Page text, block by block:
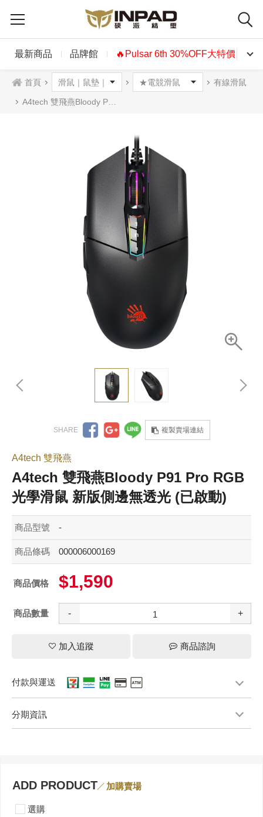
最新商品 品牌館 🔥Pulsar 6th 30%OFF大特價🔥
首頁 有線滑鼠
A4tech 雙飛燕Bloody P91 Pro RGB光學滑鼠 新版側邊無透光 (已啟動)
複製賣場連結
A4tech 雙飛燕
A4tech 雙飛燕Bloody P91 Pro RGB
光學滑鼠 新版側邊無透光 (已啟動)
商品型號 -
商品條碼 000006000169
商品價格 $1,590
商品數量 - +
加入追蹤 商品諮詢
付款與運送
分期資訊
ADD PRODUCT 加購賣場
選購